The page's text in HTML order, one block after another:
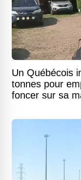
Un Québécois
tonnes pour
foncer sur sa